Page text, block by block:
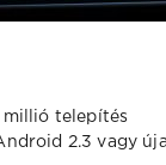
millió telepítés
2.3 vagy